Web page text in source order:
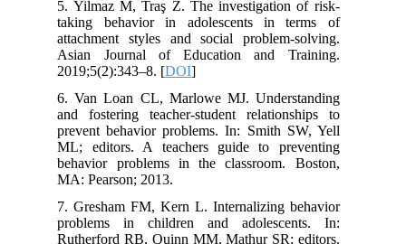
5. Yilmaz M, Traş Z. The investigation of risk-
taking behavior in adolescents in terms of
attachment styles and social problem-solving.
Asian Journal of Education and Training.
2019;5(2):343–8. [DOI
6. Van Loan CL, Marlowe MJ. Understanding
and fostering teacher-student relationships to
prevent behavior problems. In: Smith SW, Yell
ML; editors. A teachers guide to preventing
behavior problems in the classroom. Boston,
MA: Pearson; 2013.
7. Gresham FM, Kern L. Internalizing behavior
problems in children and adolescents. In:
Rutherford RB, Quinn MM, Mathur SR; editors.